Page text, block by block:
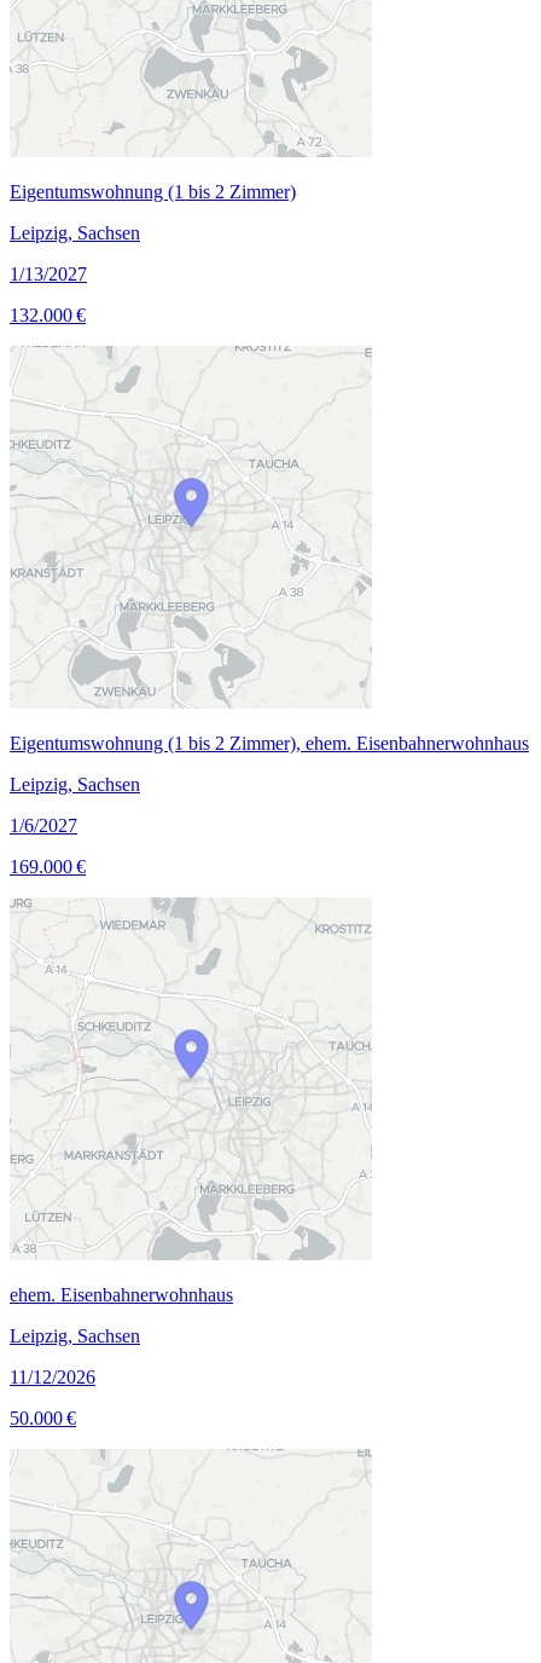
Eigentumswohnung (1 bis 2 Zimmer)
Leipzig, Sachsen
1/13/2027
132.000 €
Eigentumswohnung (1 bis 2 Zimmer), ehem. Eisenbahnerwohnhaus
Leipzig, Sachsen
1/6/2027
169.000 €
ehem. Eisenbahnerwohnhaus
Leipzig, Sachsen
11/12/2026
50.000 €